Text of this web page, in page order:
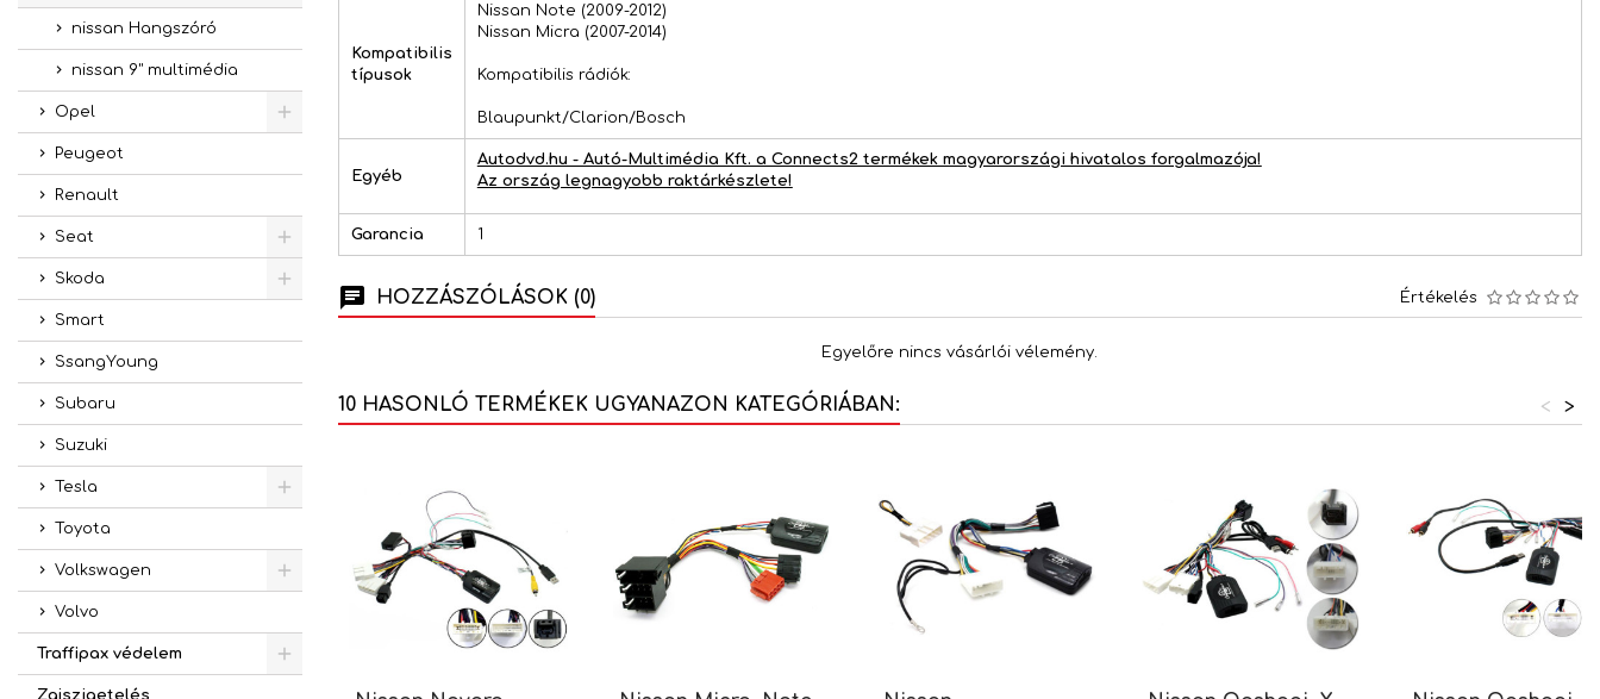
nissan Hangszóró
nissan 9" multimédia
Opel
Peugeot
Renault
Seat
Skoda
Smart
SsangYoung
Subaru
Suzuki
Tesla
Toyota
Volkswagen
Volvo
Traffipax védelem
Zajszigetelés
Kompatibilis
típusok
Nissan Note (2009-2012)
Nissan Micra (2007-2014)
Kompatibilis rádiók:
Blaupunkt/Clarion/Bosch
Egyéb
Autodvd.hu - Autó-Multimédia Kft. a Connects2 termékek magyarországi hivatalos forgalmazója!
Az ország legnagyobb raktárkészlete!
Garancia 1
HOZZÁSZÓLÁSOK (0) Értékelés
Egyelőre nincs vásárlói vélemény.
10 HASONLÓ TERMÉKEK UGYANAZON KATEGÓRIÁBAN: >
<